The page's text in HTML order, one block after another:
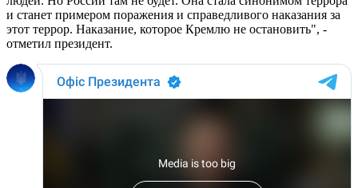
и станет примером поражения и справедливого наказания за
этот террор. Наказание, которое Кремлю не остановить", -
отметил президент.